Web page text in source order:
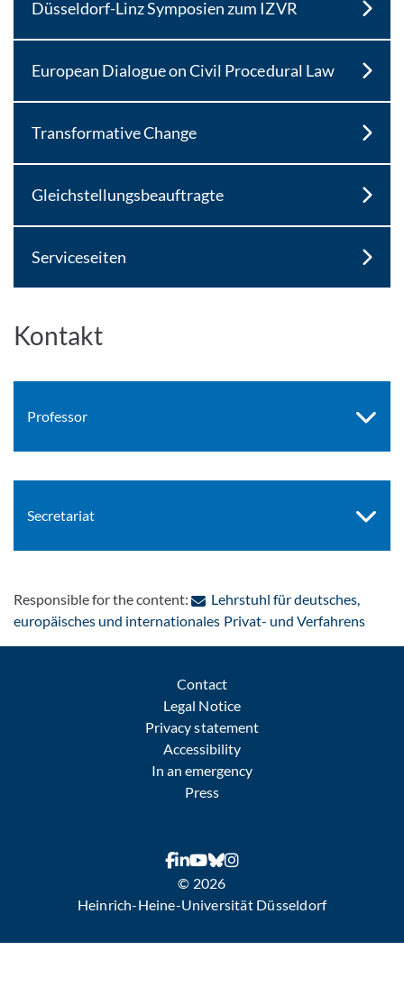
Düsseldorf-Linz Symposien zum IZVR
European Dialogue on Civil Procedural Law
Transformative Change
Gleichstellungsbeauftragte
Serviceseiten
Kontakt
Professor
Secretariat
Responsible for the content:
Lehrstuhl für deutsches,
europäisches und internationales Privat- und Verfahrens:
Contact
Legal Notice
Privacy statement
Accessibility
In an emergency
Press
© 2026
Heinrich-Heine-Universität Düsseldorf